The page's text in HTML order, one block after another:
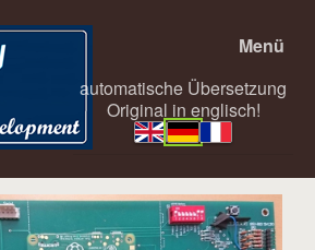
Menü
automatische Übersetzung
Original in englisch!